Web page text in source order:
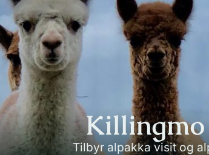
Tilbyr alpakka visit og